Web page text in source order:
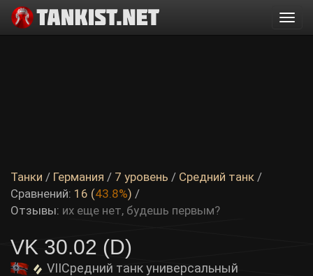
Танки / Германия / 7 уровень / Средний танк /
Сравнений: 16 (43.8%) /
Отзывы: их еще нет, будешь первым?
VK 30.02 (D)
VIIСредний танк универсальный